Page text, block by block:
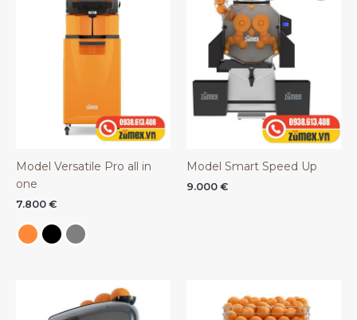
Model Versatile Pro all in
one
7.800 €
Model Smart Speed Up
9.000 €